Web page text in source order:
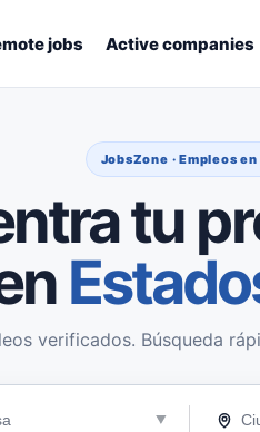
jobs Active companies
JobsZone · Empleos
tu
verificados. Búsqueda